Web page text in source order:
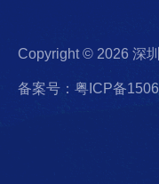
Copyright © 2026 深
备案号：粤ICP备